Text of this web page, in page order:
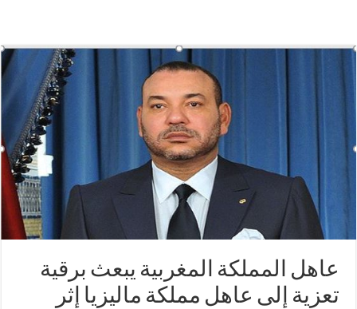
المملكة المغربية يبعث برقية
إلى عاهل مملكة ماليزيا إثر